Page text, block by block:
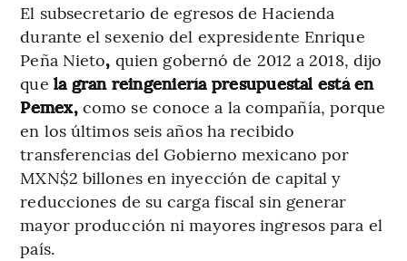
El subsecretario de egresos de Hacienda
durante el sexenio del expresidente Enrique
Peña Nieto, quien gobernó de 2012 a 2018, dijo
que la gran reingeniería presupuestal está en
Pemex,como se conoce a la compañía, porque
en los últimos seis años ha recibido
transferencias del Gobierno mexicano por
MXN$2 billones en inyección de capital y
reducciones de su carga fiscal sin generar
mayor producción ni mayores ingresos para el
país.